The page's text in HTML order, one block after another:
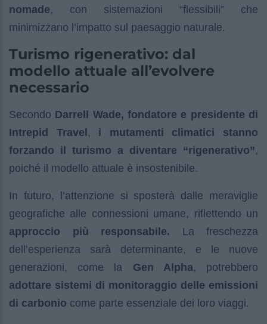
nomade, con sistemazioni “flessibili” che
minimizzano l’impatto sul paesaggio naturale.
Turismo rigenerativo: dal
modello attuale all’evolvere
necessario
Secondo Darrell Wade, fondatore e presidente di
Intrepid Travel , i mutamenti climatici stanno
forzando il turismo a diventare “rigenerativo”,
poiché il modello attuale è insostenibile.
In futuro, l’attenzione si sposterà dalle meraviglie
geografiche alle connessioni umane, riflettendo un
approccio più responsabile. La freschezza
dell’esperienza sarà determinante, e le nuove
generazioni, come la Gen Alpha, potrebbero
adottare sistemi di monitoraggio delle emissioni
di carbonio come parte essenziale dei loro viaggi.